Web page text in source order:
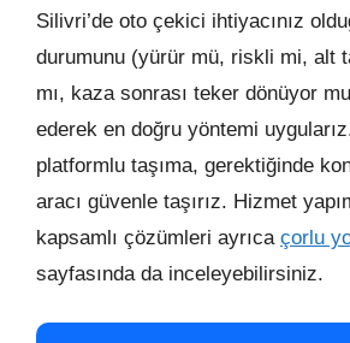
Silivri’de oto çekici ihtiyacınız
durumunu (yürür mü, riskli mi, alt
mı, kaza sonrası teker dönüyor
ederek en doğru yöntemi
platformlu taşıma, gerektiğinde
aracı güvenle taşırız. Hizmet
kapsamlı çözümleri ayrıca çorlu
sayfasında da inceleyebilirsiniz.